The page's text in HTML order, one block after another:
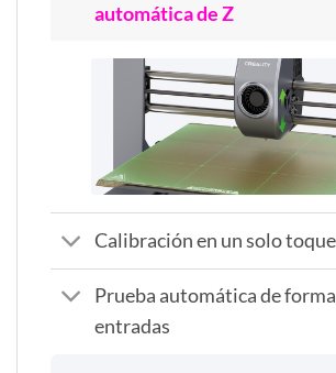
automática de Z
Calibración en un solo toque
Prueba automática de
entradas